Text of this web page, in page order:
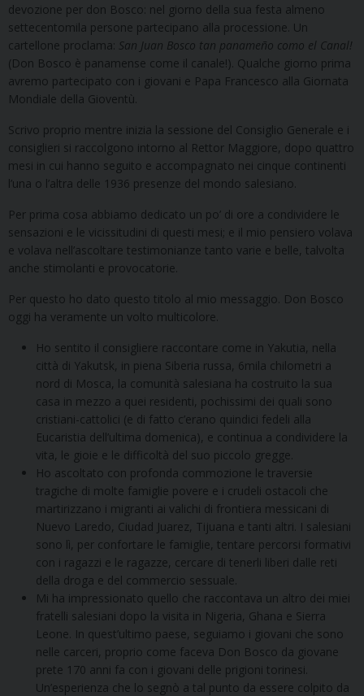
devozione per don Bosco: nel giorno della sua festa almeno
settecentomila persone partecipano alla processione. Un
cartellone proclama: San Juan Bosco tan panameño como el Canal!
(Don Bosco è panamense come il canale!). Qualche giorno prima
avremo partecipato con i giovani e Papa Francesco alla Giornata
Mondiale della Gioventù.
Scrivo proprio mentre inizia la sessione del Consiglio Generale e i
consiglieri si raccolgono intorno al Rettor Maggiore, dopo quattro
mesi in cui hanno seguito e accompagnato nei cinque continenti
l’una o l’altra delle 1936 presenze del mondo salesiano.
Per prima cosa abbiamo dedicato un po’ di ore a condividere le
sensazioni e le vicissitudini di questi mesi; e il mio pensiero volava
e volava nell’ascoltare testimonianze tanto varie e belle, talvolta
anche stimolanti e provocatorie.
Per questo ho dato questo titolo al mio messaggio. Don Bosco
oggi ha veramente un volto multicolore.
Ho sentito il consigliere raccontare come in Yakutia, nella
città di Yakutsk, in piena Siberia russa, 6mila chilometri a
nord di Mosca, la comunità salesiana ha costruito la sua
casa in mezzo a quei residenti, pochissimi dei quali sono
cristiani-cattolici (e di fatto c’erano quindici fedeli alla
Eucaristia dell’ultima domenica), e continua a condividere la
vita, le gioie e le difficoltà del suo piccolo gregge.
Ho ascoltato con profonda commozione le traversie
tragiche di molte famiglie povere e i crudeli ostacoli che
martirizzano i migranti ai valichi di frontiera messicani di
Nuevo Laredo, Ciudad Juarez, Tijuana e tanti altri. I salesiani
sono lì, per confortare le famiglie, tentare percorsi formativi
con i ragazzi e le ragazze, cercare di tenerli liberi dalle reti
della droga e del commercio sessuale.
Mi ha impressionato quello che raccontava un altro dei miei
fratelli salesiani dopo la visita in Nigeria, Ghana e Sierra
Leone. In quest’ultimo paese, seguiamo i giovani che sono
nelle carceri, proprio come faceva Don Bosco da giovane
prete 170 anni fa con i giovani delle prigioni torinesi.
Un’esperienza che lo segnò a tal punto da essere colpito da